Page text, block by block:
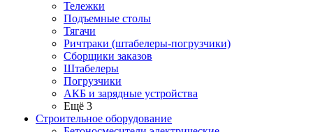
Тележки
Подъемные столы
Тягачи
Ричтраки (штабелеры-погрузчики)
Сборщики заказов
Штабелеры
Погрузчики
АКБ и зарядные устройства
Ещё 3
Строительное оборудование